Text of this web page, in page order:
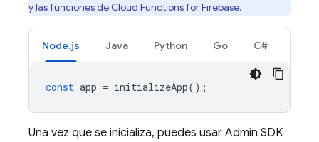
y las funciones de Cloud Functions for Firebase.
Node.js Java Python Go C#
const app = initializeApp();
Una vez que se inicializa, puedes usar Admin SDK